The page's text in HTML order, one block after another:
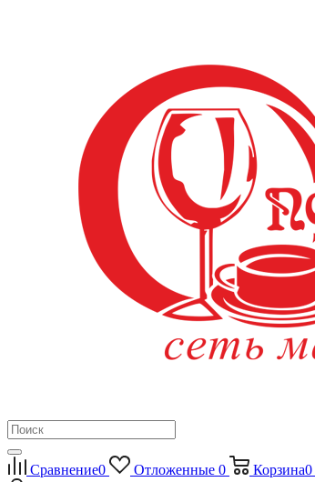
Сравнение0 Отложенные 0 Корзина0